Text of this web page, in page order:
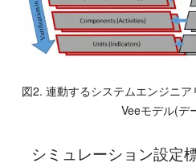
図2. 連動するシステムエンジニ
Veeモデル(デ
シミュレーション設定